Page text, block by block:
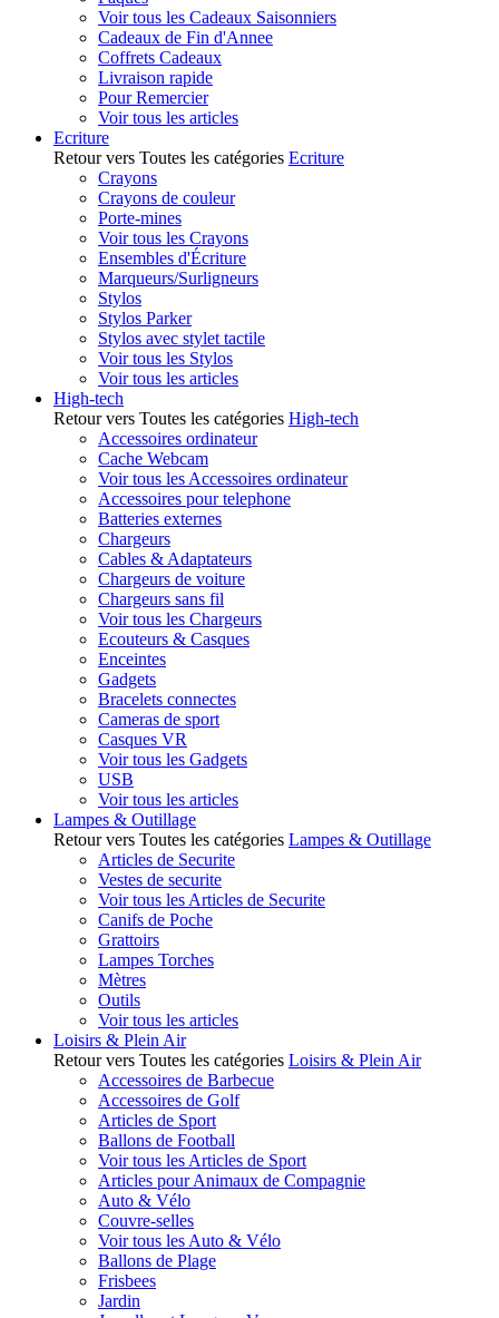
Voir tous les Cadeaux Saisonniers
Cadeaux de Fin d'Annee
Coffrets Cadeaux
Livraison rapide
Pour Remercier
Voir tous les articles
Ecriture
Retour vers Toutes les catégories Ecriture
Crayons
Crayons de couleur
Porte-mines
Voir tous les Crayons
Ensembles d'Écriture
Marqueurs/Surligneurs
Stylos
Stylos Parker
Stylos avec stylet tactile
Voir tous les Stylos
Voir tous les articles
High-tech
Retour vers Toutes les catégories High-tech
Accessoires ordinateur
Cache Webcam
Voir tous les Accessoires ordinateur
Accessoires pour telephone
Batteries externes
Chargeurs
Cables & Adaptateurs
Chargeurs de voiture
Chargeurs sans fil
Voir tous les Chargeurs
Ecouteurs & Casques
Enceintes
Gadgets
Bracelets connectes
Cameras de sport
Casques VR
Voir tous les Gadgets
USB
Voir tous les articles
Lampes & Outillage
Retour vers Toutes les catégories Lampes & Outillage
Articles de Securite
Vestes de securite
Voir tous les Articles de Securite
Canifs de Poche
Grattoirs
Lampes Torches
Mètres
Outils
Voir tous les articles
Loisirs & Plein Air
Retour vers Toutes les catégories Loisirs & Plein Air
Accessoires de Barbecue
Accessoires de Golf
Articles de Sport
Ballons de Football
Voir tous les Articles de Sport
Articles pour Animaux de Compagnie
Auto & Vélo
Couvre-selles
Voir tous les Auto & Vélo
Ballons de Plage
Frisbees
Jardin